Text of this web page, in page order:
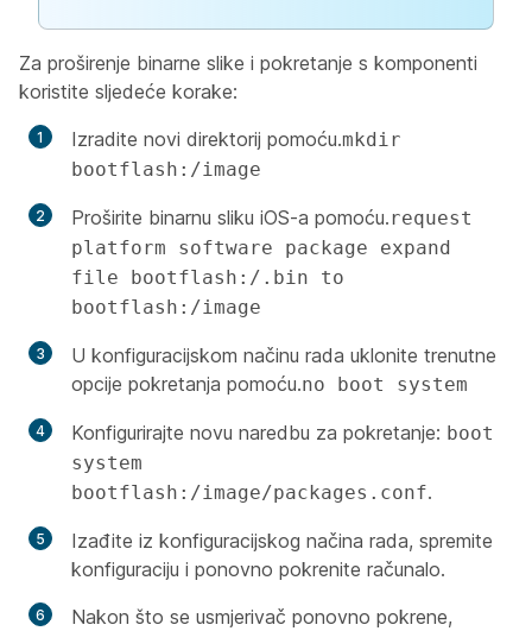
Za proširenje binarne slike i pokretanje s komponenti
koristite sljedeće korake:
Izradite novi direktorij pomoću.mkdir
bootflash:/image
Proširite binarnu sliku iOS-a pomoću.request
platform software package expand
file bootflash:/ .bin to
bootflash:/image
U konfiguracijskom načinu rada uklonite trenutne
opcije pokretanja pomoću.no boot system
Konfigurirajte novu naredbu za pokretanje: boot
system
bootflash:/image/packages.conf.
Izađite iz konfiguracijskog načina rada, spremite
konfiguraciju i ponovno pokrenite računalo.
Nakon što se usmjerivač ponovno pokrene,